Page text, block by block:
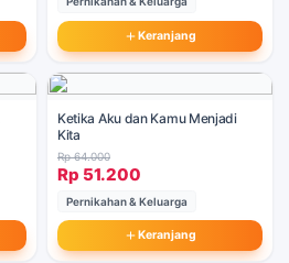
Keranjang
Ketika Aku dan Kamu Menjadi
Kita
Rp 64.000
Rp 51.200
Pernikahan & Keluarga
Keranjang